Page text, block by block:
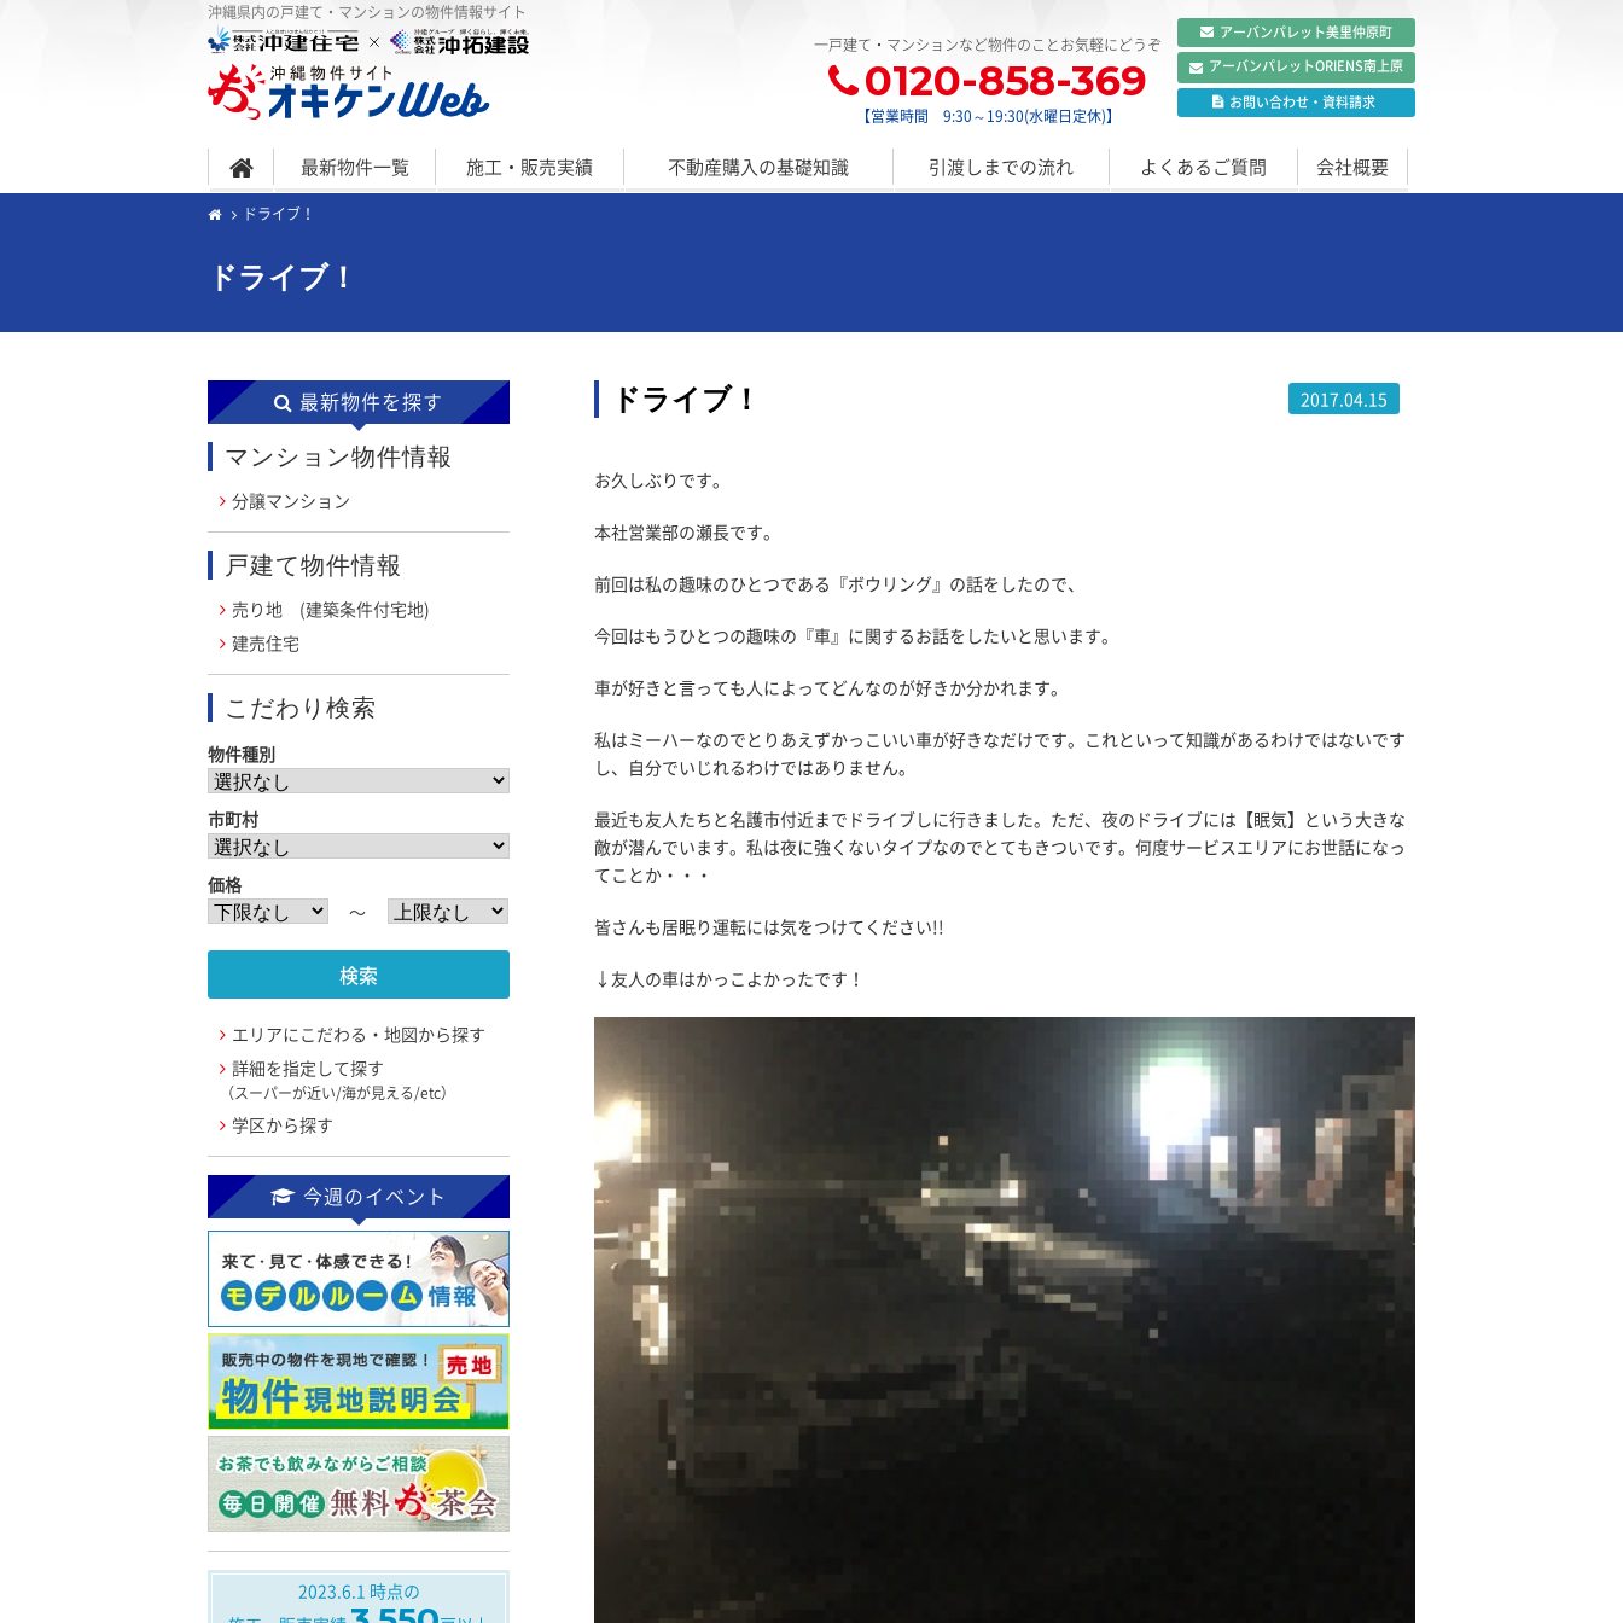
沖縄県内の戸建て・マンションの物件情報サイト
一戸建て・マンションなど物件のことお気軽にどうぞ
0120-858-369
【営業時間 9:30～19:30(水曜日定休)】
アーバンパレット美里仲原町
アーバンパレットORIENS南上原
お問い合わせ ・ 資料請求
最新物件一覧 施工・販売実績 不動産購入の基礎知識 引渡しまでの流れ よくあるご質問 会社概要
ドライブ！
ドライブ！
ドライブ！ 2017.04.15
お久しぶりです。
本社営業部の瀬長です。
前回は私の趣味のひとつである『ボウリング』の話をしたので、
今回はもうひとつの趣味の『車』に関するお話をしたいと思います。
車が好きと言っても人によってどんなのが好きか分かれます。
私はミーハーなのでとりあえずかっこいい車が好きなだけです。これといって知識があるわけではないです
し、自分でいじれるわけではありません。
最近も友人たちと名護市付近までドライブしに行きました。ただ、夜のドライブには【眠気】という大きな
敵が潜んでいます。私は夜に強くないタイプなのでとてもきついです。何度サービスエリアにお世話になっ
てことか・・・
皆さんも居眠り運転には気をつけてください!!
↓友人の車はかっこよかったです！
最新物件を探す
マンション物件情報
分譲マンション
戸建て物件情報
売り地 (建築条件付宅地)
建売住宅
こだわり検索
物件種別
市町村
価格
〜
エリアにこだわる・地図から探す
詳細を指定して探す
（スーパーが近い/海が見える/etc）
学区から探す
今週のイベント
2023.6.1 時点の